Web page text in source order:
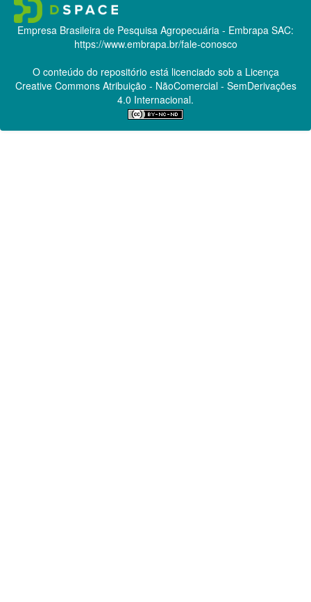
Empresa Brasileira de Pesquisa Agropecuária - Embrapa SAC:
https://www.embrapa.br/fale-conosco
O conteúdo do repositório está licenciado sob a Licença
Creative CommonsAtribuição - NãoComercial - SemDerivações
4.0 Internacional.